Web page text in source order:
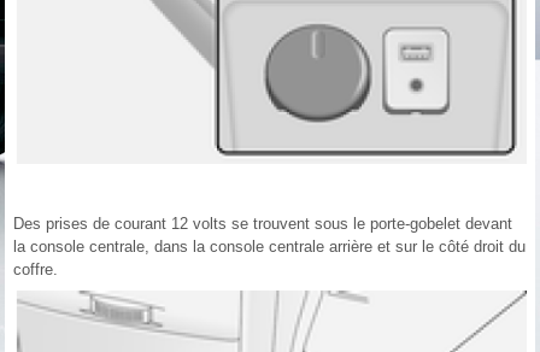
Des prises de courant 12 volts se trouvent sous le porte-gobelet devant
la console centrale, dans la console centrale arrière et sur le côté droit du
coffre.